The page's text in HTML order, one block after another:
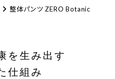
整体パンツ ZERO Botanic
を生み出す
仕組み